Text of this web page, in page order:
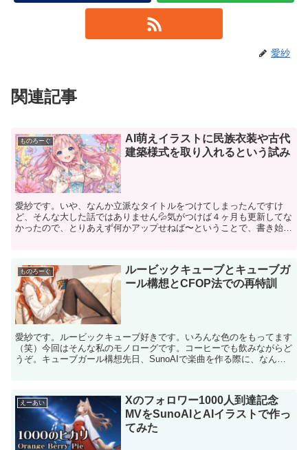
愛紗
関連記事
ものろーぐ
AI萌えイラストに民族衣装や古代
建築様式を取り入れるという試み
愛紗です。いや、なんか立派なタイトルをつけてしまったんですけ
ど、そんな大した話ではありません💦気がつけば４ヶ月も更新してな
かったので、とりあえず何かアップせねば〜ということで、書き始め
ものろーぐ
ルービックキューブとキューブガ
ール構想とCFOP法での再特訓
愛紗です。ルービックキューブ好きです。いろんな色のをもってます
（笑）今回はそんな私のモノローグです。コーヒーでも飲みながらど
うぞ。キューブガール構想先日、SunoAIで楽曲を作る際に、なんと
えーあい
Xのフォロワー1000人到達記念
MVをSunoAIとAIイラストで作っ
てみた